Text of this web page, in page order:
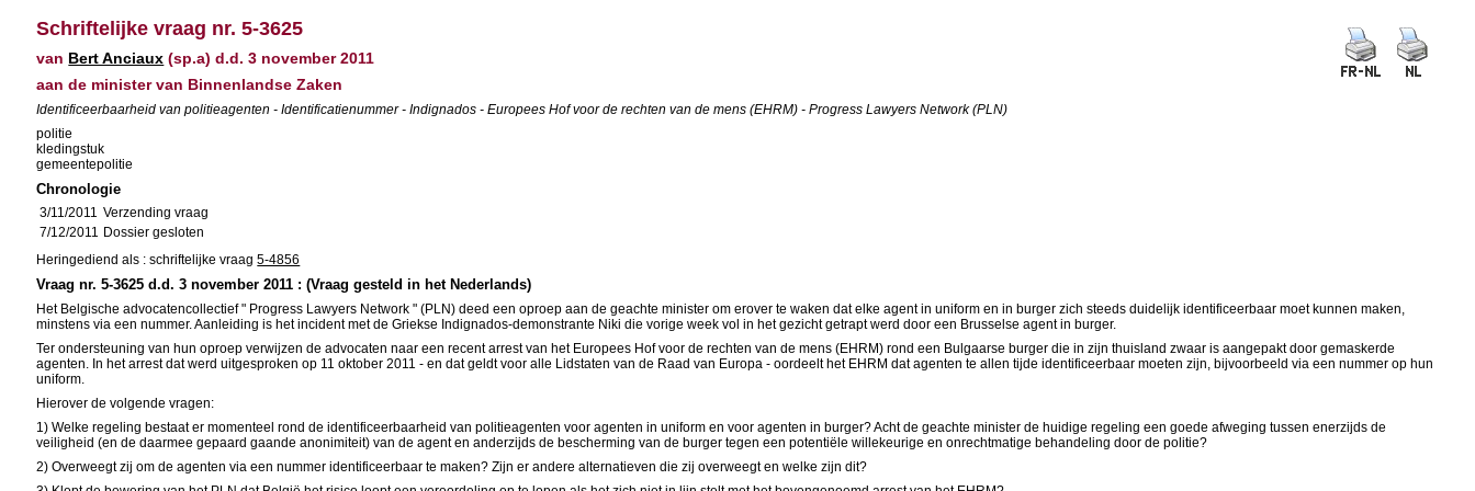
Schriftelijke vraag nr. 5-3625
van Bert Anciaux (sp.a) d.d. 3 november 2011
aan de minister van Binnenlandse Zaken
Identificeerbaarheid van politieagenten - Identificatienummer - Indignados - Europees Hof voor de rechten van de mens (EHRM) - Progress Lawyers Network (PLN)
politie
kledingstuk
gemeentepolitie
Chronologie
3/11/2011 Verzending vraag
7/12/2011 Dossier gesloten
Heringediend als : schriftelijke vraag5-4856
Vraag nr. 5-3625 d.d. 3 november 2011 : (Vraag gesteld in het Nederlands)
Het Belgische advocatencollectief " Progress Lawyers Network " (PLN) deed een oproep aan de geachte minister om erover te waken dat elke agent in uniform en in burger zich steeds duidelijk identificeerbaar moet kunnen maken,
minstens via een nummer. Aanleiding is het incident met de Griekse Indignados-demonstrante Niki die vorige week vol in het gezicht getrapt werd door een Brusselse agent in burger.
Ter ondersteuning van hun oproep verwijzen de advocaten naar een recent arrest van het Europees Hof voor de rechten van de mens (EHRM) rond een Bulgaarse burger die in zijn thuisland zwaar is aangepakt door gemaskerde
agenten. In het arrest dat werd uitgesproken op 11 oktober 2011 - en dat geldt voor alle Lidstaten van de Raad van Europa - oordeelt het EHRM dat agenten te allen tijde identificeerbaar moeten zijn, bijvoorbeeld via een nummer op hun
uniform.
Hierover de volgende vragen:
1) Welke regeling bestaat er momenteel rond de identificeerbaarheid van politieagenten voor agenten in uniform en voor agenten in burger? Acht de geachte minister de huidige regeling een goede afweging tussen enerzijds de
veiligheid (en de daarmee gepaard gaande anonimiteit) van de agent en anderzijds de bescherming van de burger tegen een potentiële willekeurige en onrechtmatige behandeling door de politie?
2) Overweegt zij om de agenten via een nummer identificeerbaar te maken? Zijn er andere alternatieven die zij overweegt en welke zijn dit?